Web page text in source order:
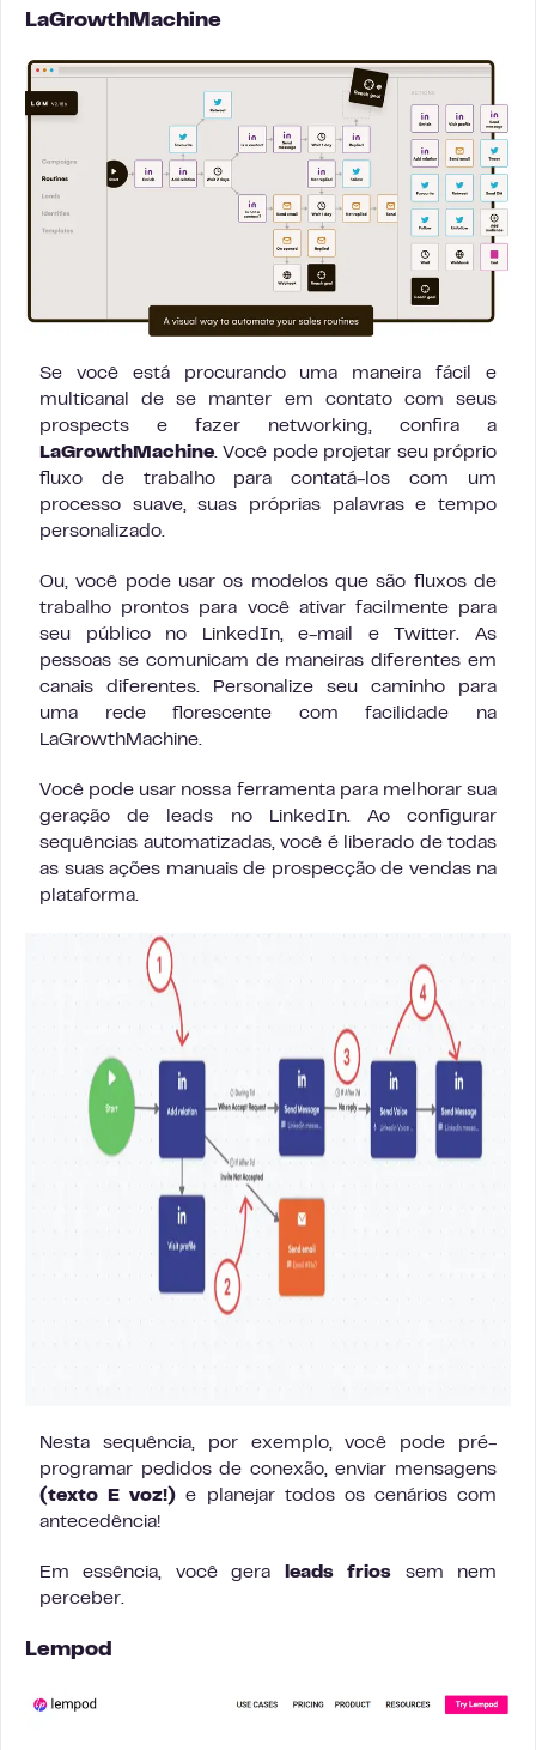
LaGrowthMachine
Se você está procurando uma maneira fácil e
multicanal de se manter em contato com seus
prospects e fazer networking, confira a
LaGrowthMachine. Você pode projetar seu próprio
fluxo de trabalho para contatá-los com um
processo suave, suas próprias palavras e tempo
personalizado.
Ou, você pode usar os modelos que são fluxos de
trabalho prontos para você ativar facilmente para
seu público no LinkedIn, e-mail e Twitter. As
pessoas se comunicam de maneiras diferentes em
canais diferentes. Personalize seu caminho para
uma rede florescente com facilidade na
LaGrowthMachine.
Você pode usar nossa ferramenta para melhorar sua
geração de leads no LinkedIn. Ao configurar
sequências automatizadas, você é liberado de todas
as suas ações manuais de prospecção de vendas na
plataforma.
Nesta sequência, por exemplo, você pode pré-
programar pedidos de conexão, enviar mensagens
(texto E voz!) e planejar todos os cenários com
antecedência!
Em essência, você gera leads frios sem nem
perceber.
Lempod